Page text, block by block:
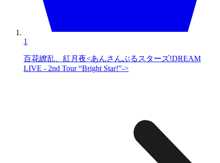
1
百花繚乱、紅月夜<あんさんぶるスターズ!DREAM
LIVE - 2nd Tour “Bright Star!”->